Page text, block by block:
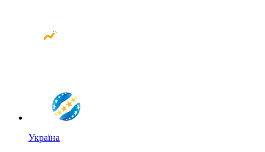
Україна